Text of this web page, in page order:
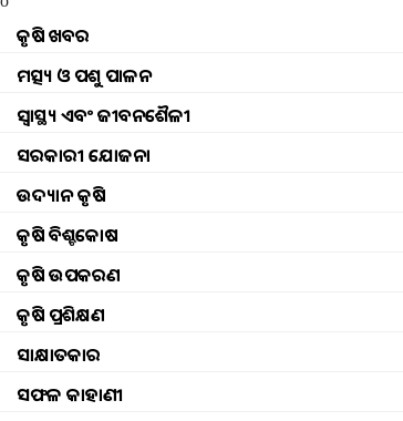
କୃଷି ଖବର
ମତ୍ସ୍ୟ ଓ ପଶୁ ପାଳନ
ସ୍ୱାସ୍ଥ୍ୟ ଏବଂ ଜୀବନଶୈଳୀ
ସରକାରୀ ଯୋଜନା
ଉଦ୍ୟାନ କୃଷି
କୃଷି ବିଶ୍ବକୋଷ
କୃଷି ଉପକରଣ
କୃଷି ପ୍ରଶିକ୍ଷଣ
ସାକ୍ଷାତକାର
ସଫଳ କାହାଣୀ